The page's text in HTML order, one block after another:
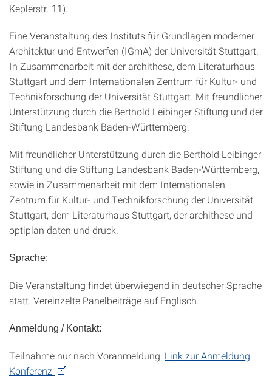
Keplerstr. 11).
Eine Veranstaltung des Instituts für Grundlagen moderner
Architektur und Entwerfen (IGmA) der Universität Stuttgart.
In Zusammenarbeit mit der archithese, dem Literaturhaus
Stuttgart und dem Internationalen Zentrum für Kultur- und
Technikforschung der Universität Stuttgart. Mit freundlicher
Unterstützung durch die Berthold Leibinger Stiftung und der
Stiftung Landesbank Baden-Württemberg.
Mit freundlicher Unterstützung durch die Berthold Leibinger
Stiftung und die Stiftung Landesbank Baden-Württemberg,
sowie in Zusammenarbeit mit dem Internationalen
Zentrum für Kultur- und Technikforschung der Universität
Stuttgart, dem Literaturhaus Stuttgart, der archithese und
optiplan daten und druck.
Sprache:
Die Veranstaltung findet überwiegend in deutscher Sprache
statt. Vereinzelte Panelbeiträge auf Englisch.
Anmeldung / Kontakt:
Teilnahme nur nach Voranmeldung: Link zur Anmeldung
Konferenz